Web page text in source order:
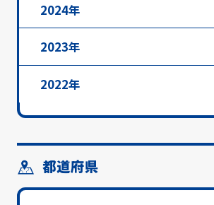
2024年
2023年
2022年
都道府県